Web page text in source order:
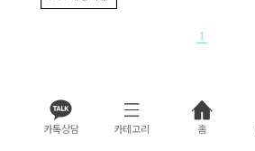
카톡상담 카테고리 홈
1